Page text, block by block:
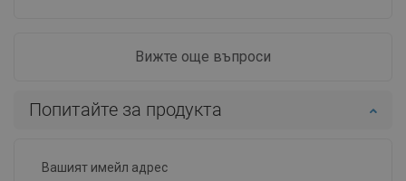
Вижте още въпроси
Попитайте за продукта